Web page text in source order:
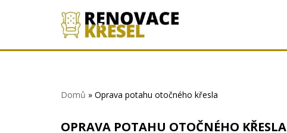
na
Domů » Oprava potahu otočného křesla
OPRAVA POTAHU OTOČNÉHO KŘESLA